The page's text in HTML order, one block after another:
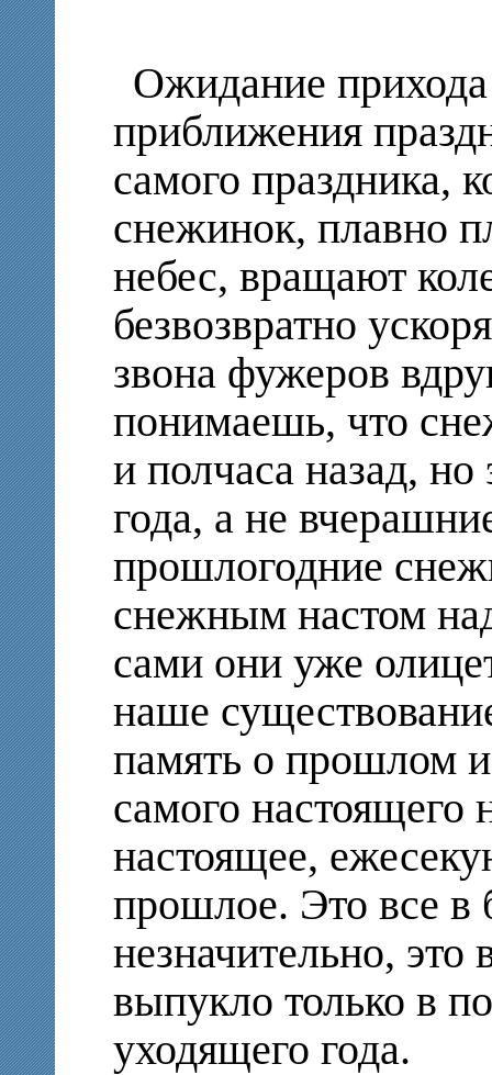
Ожидание
приближения
самого праздника,
снежинок, плавно
небес, вращают
безвозвратно
звона фужеров
понимаешь, что
и полчаса назад,
года, а не
прошлогодние
снежным настом
сами они уже
наше
память о прошлом
самого настоящего
настоящее,
прошлое. Это все в
незначительно, это
выпукло только в
уходящего года.